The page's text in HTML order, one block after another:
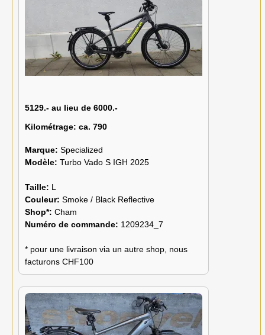
5129.- au lieu de 6000.-
Kilométrage: ca. 790
Marque: Specialized
Modèle: Turbo Vado S IGH 2025
Taille: L
Couleur: Smoke / Black Reflective
Shop*: Cham
Numéro de commande: 1209234_7
* pour une livraison via un autre shop, nous
facturons CHF100